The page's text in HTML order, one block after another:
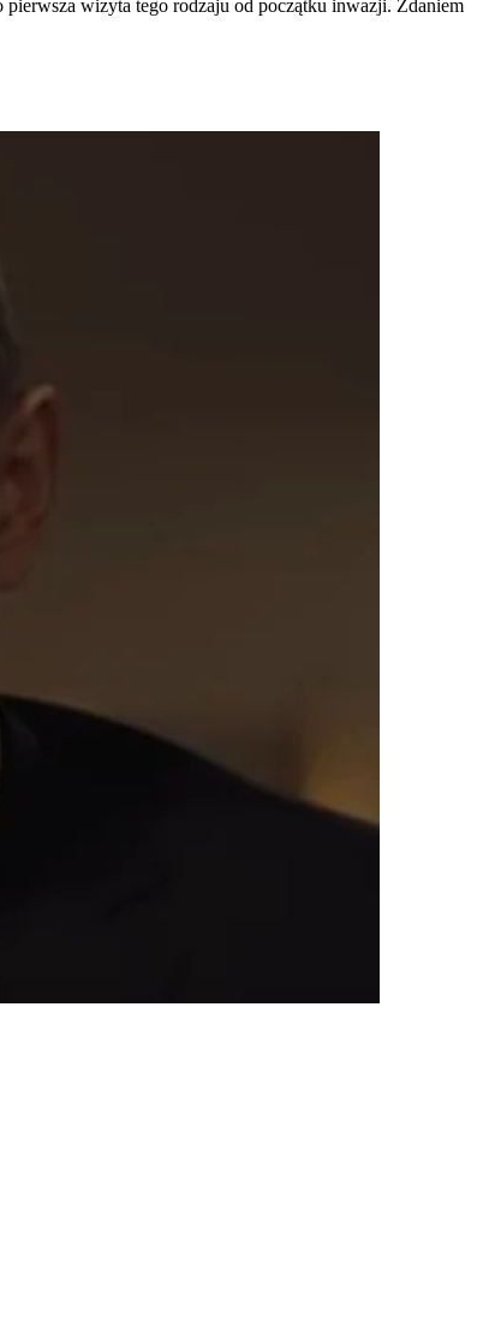
wizyta tego rodzaju od początku inwazji. Zdaniem